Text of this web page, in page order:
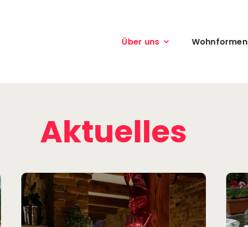
Über uns Wohnformen
Aktuelles